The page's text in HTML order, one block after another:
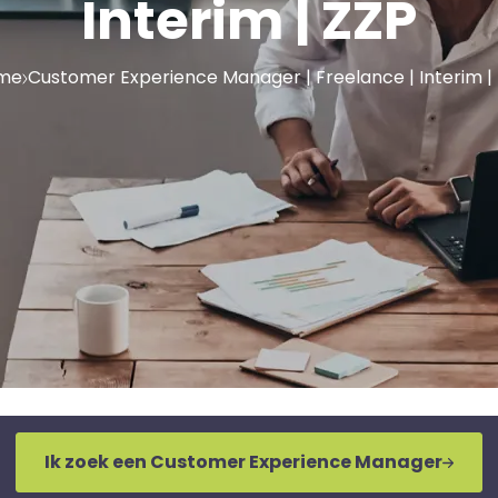
Interim | ZZP
Customer Experience Manager | Freelance | Interim |
Ik zoek een Customer Experience Manager